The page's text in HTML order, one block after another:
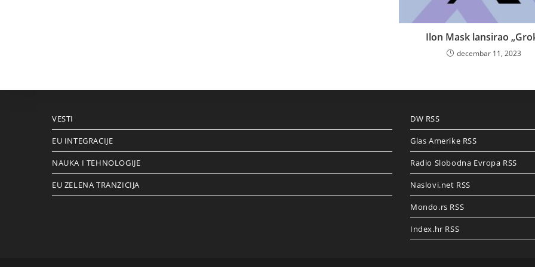
Ilon Mask lansirao
decembar 11, 2023
VESTI
EU INTEGRACIJE
NAUKA I TEHNOLOGIJE
EU ZELENA TRANZICIJA
DW RSS
Glas Amerike RSS
Radio Slobodna Evropa RSS
Naslovi.net RSS
Mondo.rs RSS
Index.hr RSS